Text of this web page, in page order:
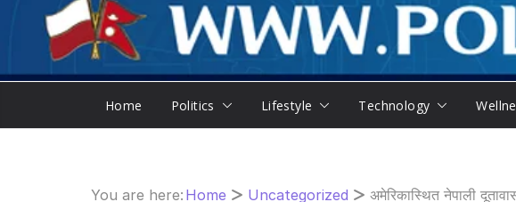
Home Politics Lifestyle Technology
You are here: Home Uncategorized अमेरिकास्थित नेपाली